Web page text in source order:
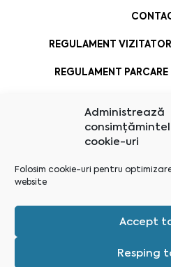
Administrează
cookie-uri
Folosim cookie-uri pentru
website
Accept
Resping
REGULAMENT
REGULAMENT